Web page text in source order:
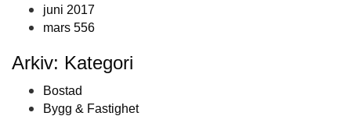
juni 2017
mars 556
Arkiv: Kategori
Bostad
Bygg & Fastighet